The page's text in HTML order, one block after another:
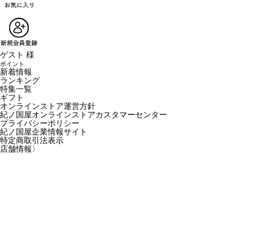
ゲスト 様
ポイント
新着情報
ランキング
特集一覧
ギフト
オンラインストア運営方針
紀ノ国屋オンラインストアカスタマーセンター
プライバシーポリシー
紀ノ国屋企業情報サイト
特定商取引法表示
店舗情報 〉